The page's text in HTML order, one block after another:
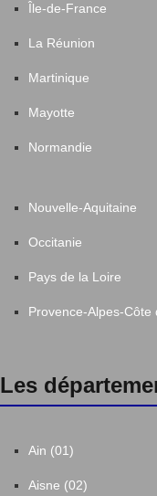
Île-de-France
La Réunion
Martinique
Mayotte
Normandie
Nouvelle-Aquitaine
Occitanie
Pays de la Loire
Provence-Alpes-Côte
Les
Ain (01)
Aisne (02)